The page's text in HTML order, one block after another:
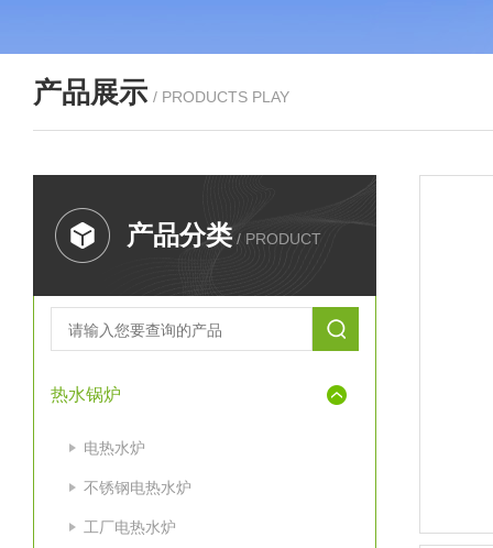
产品展示 / PRODUCTS PLAY
产品分类 / PRODUCT
热水锅炉
电热水炉
不锈钢电热水炉
工厂电热水炉